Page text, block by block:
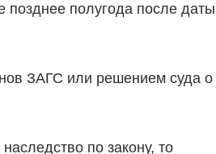
позднее полугода после даты
ЗАГС или решением суда о
по закону, то